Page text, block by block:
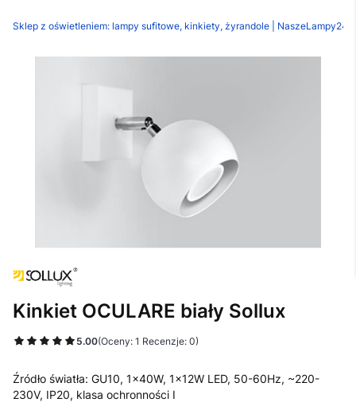
Sklep z oświetleniem: lampy sufitowe, kinkiety, żyrandole |
Kinkiet OCULARE biały Sollux
5.00(Oceny: 1 Recenzje: 0)
Źródło światła: GU10, 1x40W, 1x12W LED, 50-60Hz, ~220-
230V, IP20, klasa ochronności I